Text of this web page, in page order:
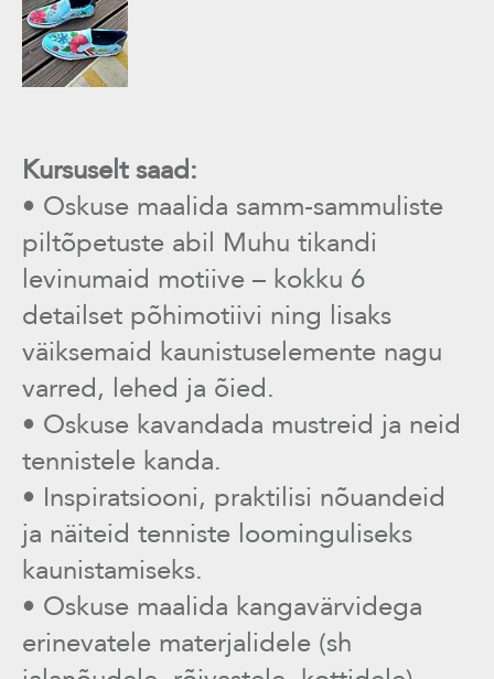
Kursuselt saad:
• Oskuse maalida samm-sammuliste
piltõpetuste abil Muhu tikandi
levinumaid motiive – kokku 6
detailset põhimotiivi ning lisaks
väiksemaid kaunistuselemente nagu
varred, lehed ja õied.
• Oskuse kavandada mustreid ja neid
tennistele kanda.
• Inspiratsiooni, praktilisi nõuandeid
ja näiteid tenniste loominguliseks
kaunistamiseks.
• Oskuse maalida kangavärvidega
erinevatele materjalidele (sh